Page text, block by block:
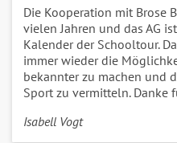
Die Kooperation mit Brose
vielen Jahren und das AG
Kalender der Schooltour.
immer wieder die
bekannter zu machen und
Sport zu vermitteln. Danke
Isabell Vogt